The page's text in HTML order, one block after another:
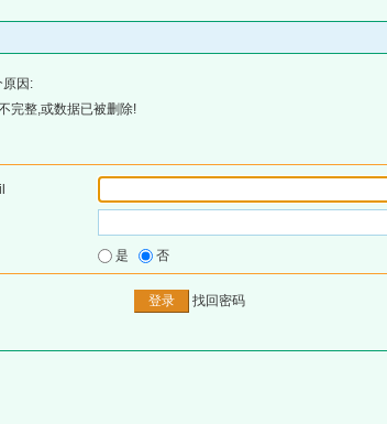
原因:
完整,或数据已被删除!
是 否
找回密码